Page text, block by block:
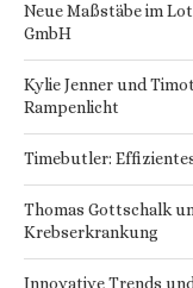
Neue Maßstäbe im
GmbH
Kylie Jenner und
Rampenlicht
Timebutler:
Thomas Gottschalk
Krebserkrankung
Innovative Trends